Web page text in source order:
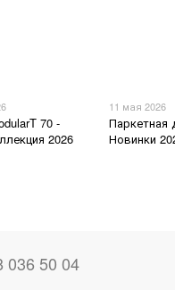
70 -
2026
11 мая 2026
Паркетная
Новинки
036 50 04